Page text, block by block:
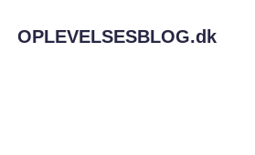
OPLEVELSESBLOG.dk